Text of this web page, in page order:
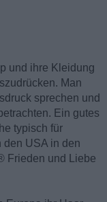
und ihre Kleidung
Man
sprechen und
Ein gutes
typisch für
den USA in den
Frieden und Liebe